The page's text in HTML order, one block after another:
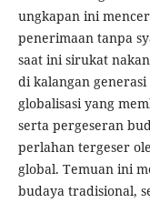
ungkapan ini
penerimaan tanpa
saat ini sirukat
di kalangan
globalisasi yang
serta pergeseran
perlahan tergeser
global. Temuan ini
budaya tradisional,